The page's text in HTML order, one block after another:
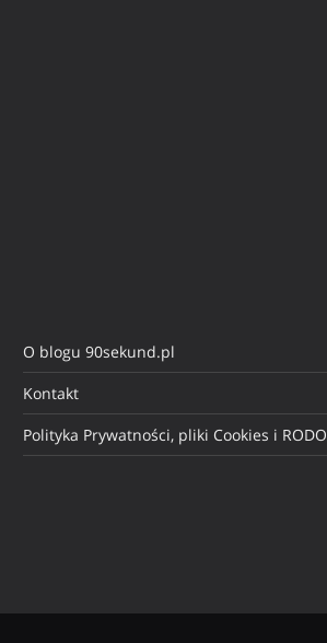
O blogu 90sekund.pl
Kontakt
Polityka Prywatności, pliki Cookies i RODO